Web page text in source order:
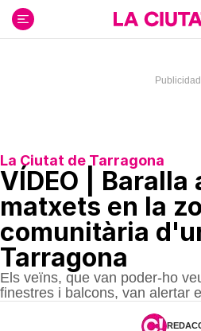
contenido
La Ciutat de Tarragona
VÍDEO | Baralla
matxets en la
comunitària
Tarragona
Els veïns, que van poder-ho
finestres i balcons, van alertar